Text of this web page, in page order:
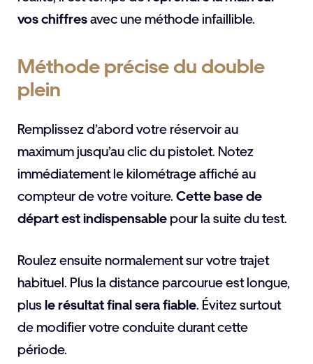
vos chiffresavec une méthode infaillible.
Méthode précise du double
plein
Remplissez d’abord votre réservoir au
maximum jusqu’au clic du pistolet. Notez
immédiatement le kilométrage affiché au
compteur de votre voiture. Cette base de
départ est indispensable pour la suite du test.
Roulez ensuite normalement sur votre trajet
habituel. Plus la distance parcourue est longue,
plus le résultat final sera fiable. Évitez surtout
de modifier votre conduite durant cette
période.